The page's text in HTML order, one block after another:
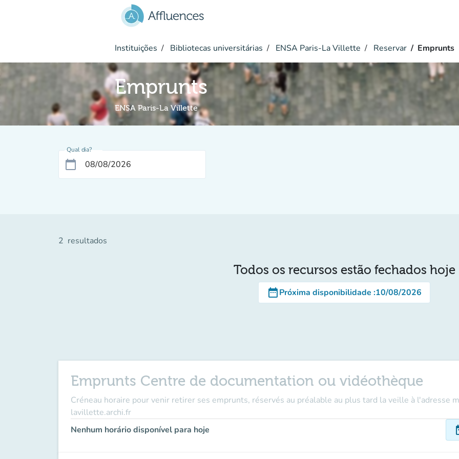
Instituições Bibliotecas universitárias ENSA Paris-La Villette Reservar Emprunts
Emprunts
ENSA Paris-La Villette
Qual dia?
calendar_today
2 resultados
Todos os recursos estão fechados hoje
date_rangePróxima disponibilidade :10/08/2026
Emprunts Centre de documentation ou vidéothèque
Créneau horaire pour venir retirer ses emprunts, réservés au préalable au plus tard la veille à l'adresse
lavillette.archi.fr
Nenhum horário disponível para hoje